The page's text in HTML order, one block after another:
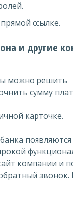
ссылке.
и другие
можно решить
сумму
карточке.
компании и